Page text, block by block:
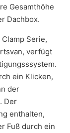
Gesamthöhe
Dachbox.
Serie,
verfügt
ein Klicken,
der
Der
enthalten,
Fuß durch ein